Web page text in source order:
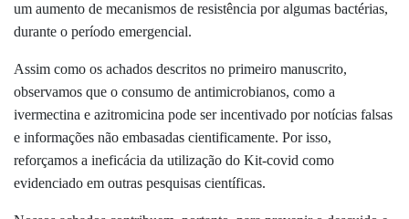
um aumento de mecanismos de resistência por algumas bactérias,
durante o período emergencial.
Assim como os achados descritos no primeiro manuscrito,
observamos que o consumo de antimicrobianos, como a
ivermectina e azitromicina pode ser incentivado por notícias falsas
e informações não embasadas cientificamente. Por isso,
reforçamos a ineficácia da utilização do Kit-covid como
evidenciado em outras pesquisas científicas.